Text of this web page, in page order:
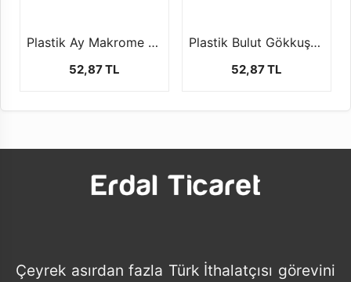
Plastik Ay Makrome Halkası (3'lü set)
52,87 TL
Plastik Bulut Gökkuşağı Makrome Halkası
52,87 TL
Çeyrek asırdan fazla Türk İthalatçısı görevini